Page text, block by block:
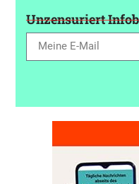
Unzensuriert